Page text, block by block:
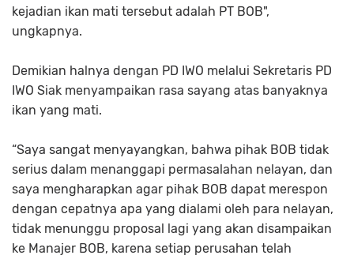
kejadian ikan mati tersebut adalah PT BOB",
ungkapnya.
Demikian halnya dengan PD IWO melalui Sekretaris PD
IWO Siak menyampaikan rasa sayang atas banyaknya
ikan yang mati.
“Saya sangat menyayangkan, bahwa pihak BOB tidak
serius dalam menanggapi permasalahan nelayan, dan
saya mengharapkan agar pihak BOB dapat merespon
dengan cepatnya apa yang dialami oleh para nelayan,
tidak menunggu proposal lagi yang akan disampaikan
ke Manajer BOB, karena setiap perusahan telah